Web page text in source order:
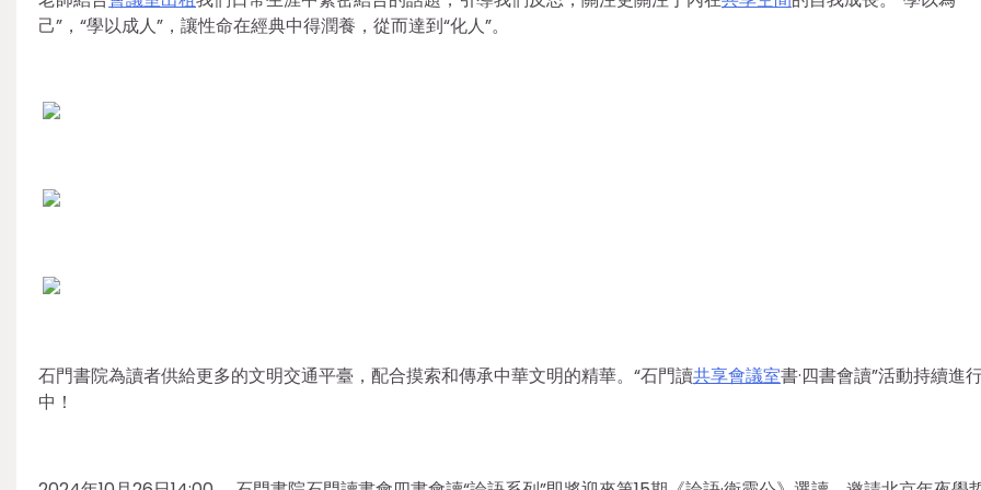
己”，“學以成人”，讓性命在經典中得潤養，從而達到“化人”。
石門書院為讀者供給更多的文明交通平臺，配合摸索和傳承中華文明的精華。“石門讀共享會議室書·四書會讀”活動持續進
中！